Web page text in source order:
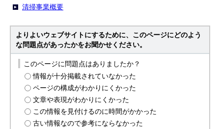
清掃事業概要
よりよいウェブサイトにするために、このページにどのよう
な問題点があったかをお聞かせください。
このページに問題点はありましたか？
情報が十分掲載されていなかった
ページの構成がわかりにくかった
文章や表現がわかりにくかった
この情報を見付けるのに時間がかかった
古い情報なので参考にならなかった